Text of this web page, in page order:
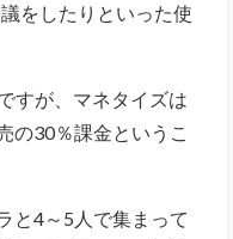
をしたりといった使
すが、マネタイズは
の30％課金というこ
と4～5人で集まって